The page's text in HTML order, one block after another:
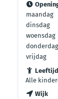
maandag
dinsdag
woensdag
donderdag
vrijdag
Leeftijd
Alle
Wijk